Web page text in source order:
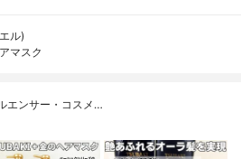
ル)
マスク
エンサー・コスメ…